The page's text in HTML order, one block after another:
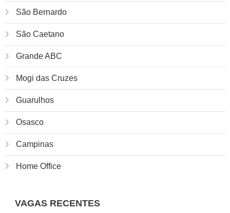
São Bernardo
São Caetano
Grande ABC
Mogi das Cruzes
Guarulhos
Osasco
Campinas
Home Office
VAGAS RECENTES